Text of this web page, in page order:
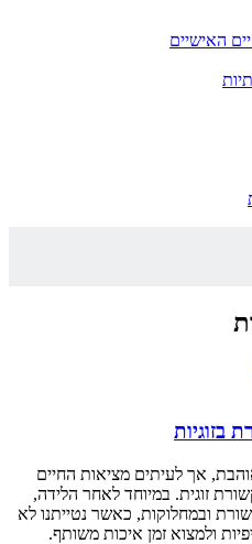
האישיים
בזוגיות
אך לעיתים מציאות החיים
זוגית. במיוחד לאחר הלידה,
ובמחלוקות, כאשר נטייתנו לא
ולמצוא זמן איכות משותף.